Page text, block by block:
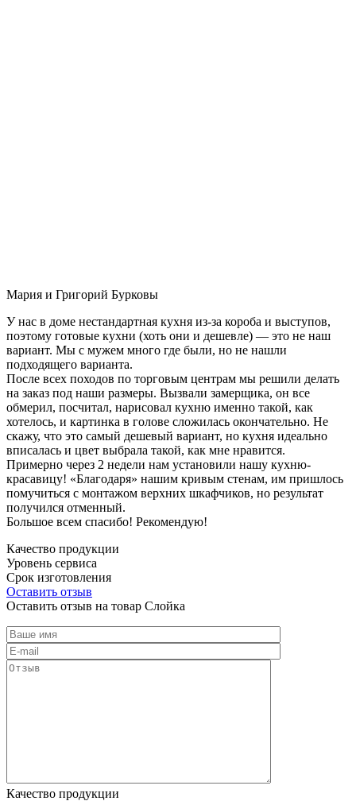
Мария и Григорий Бурковы
У нас в доме нестандартная кухня из-за короба и выступов,
поэтому готовые кухни (хоть они и дешевле) — это не наш
вариант. Мы с мужем много где были, но не нашли
подходящего варианта.
После всех походов по торговым центрам мы решили делать
на заказ под наши размеры. Вызвали замерщика, он все
обмерил, посчитал, нарисовал кухню именно такой, как
хотелось, и картинка в голове сложилась окончательно. Не
скажу, что это самый дешевый вариант, но кухня идеально
вписалась и цвет выбрала такой, как мне нравится.
Примерно через 2 недели нам установили нашу кухню-
красавицу! «Благодаря» нашим кривым стенам, им пришлось
помучиться с монтажом верхних шкафчиков, но результат
получился отменный.
Большое всем спасибо! Рекомендую!
Качество продукции
Уровень сервиса
Срок изготовления
Оставить отзыв
Оставить отзыв на товар Слойка
Качество продукции